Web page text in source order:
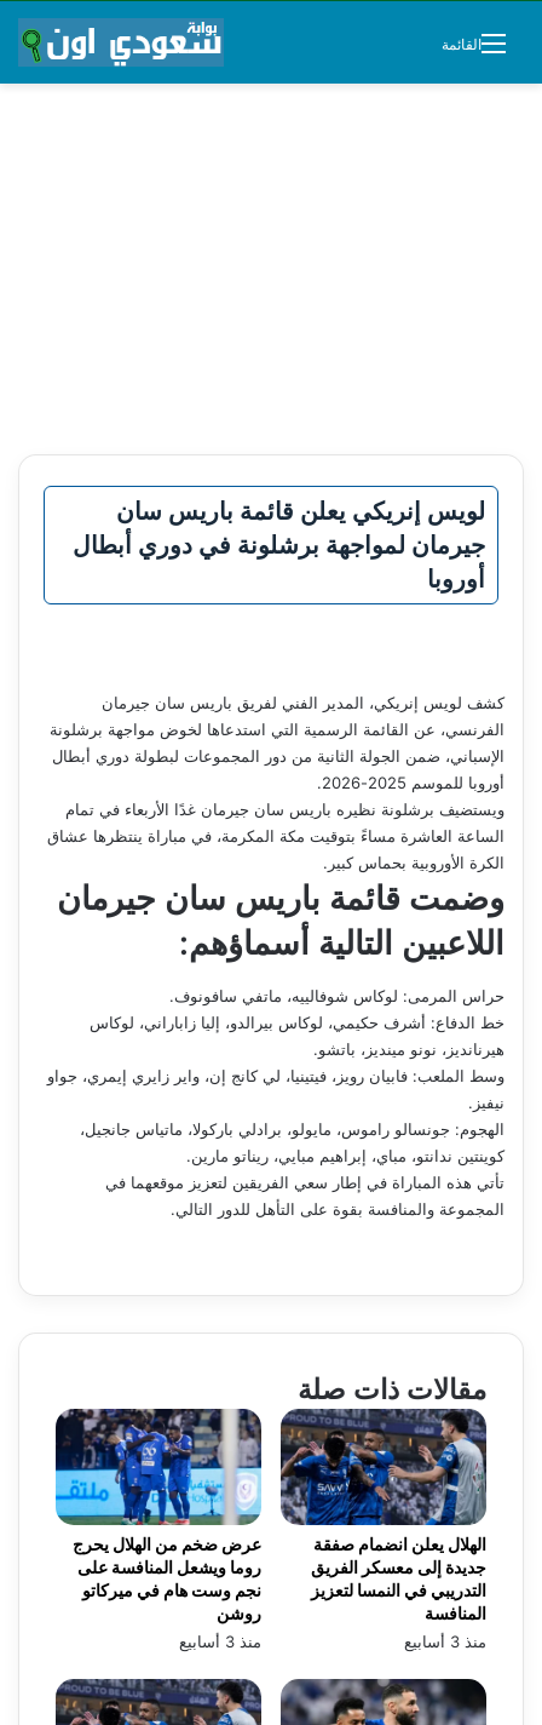
القائمة
لويس إنريكي يعلن قائمة باريس سان
جيرمان لمواجهة برشلونة في دوري أبطال
أوروبا
كشف لويس إنريكي، المدير الفني لفريق باريس سان جيرمان
الفرنسي، عن القائمة الرسمية التي استدعاها لخوض مواجهة برشلونة
الإسباني، ضمن الجولة الثانية من دور المجموعات لبطولة دوري أبطال
أوروبا للموسم 2025-2026.
ويستضيف برشلونة نظيره باريس سان جيرمان غدًا الأربعاء في تمام
الساعة العاشرة مساءً بتوقيت مكة المكرمة، في مباراة ينتظرها عشاق
الكرة الأوروبية بحماس كبير.
وضمت قائمة باريس سان جيرمان
اللاعبين التالية أسماؤهم:
حراس المرمى: لوكاس شوفالييه، ماتفي سافونوف.
خط الدفاع: أشرف حكيمي، لوكاس بيرالدو، إليا زاباراني، لوكاس
هيرنانديز، نونو مينديز، باتشو.
وسط الملعب: فابيان رويز، فيتينيا، لي كانج إن، واير زايري إيمري، جواو
نيفيز.
الهجوم: جونسالو راموس، مايولو، برادلي باركولا، ماتياس جانجيل،
كوينتين ندانتو، مباي، إبراهيم مبايي، ريناتو مارين.
تأتي هذه المباراة في إطار سعي الفريقين لتعزيز موقعهما في
المجموعة والمنافسة بقوة على التأهل للدور التالي.
مقالات ذات صلة
عرض ضخم من الهلال يحرج
روما ويشعل المنافسة على
نجم وست هام في ميركاتو
روشن
منذ 3 أسابيع
الهلال يعلن انضمام صفقة
جديدة إلى معسكر الفريق
التدريبي في النمسا لتعزيز
المنافسة
منذ 3 أسابيع